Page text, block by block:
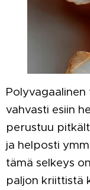
vahvasti esiin
perustuu
ja helposti
tämä selkeys
paljon kriittistä